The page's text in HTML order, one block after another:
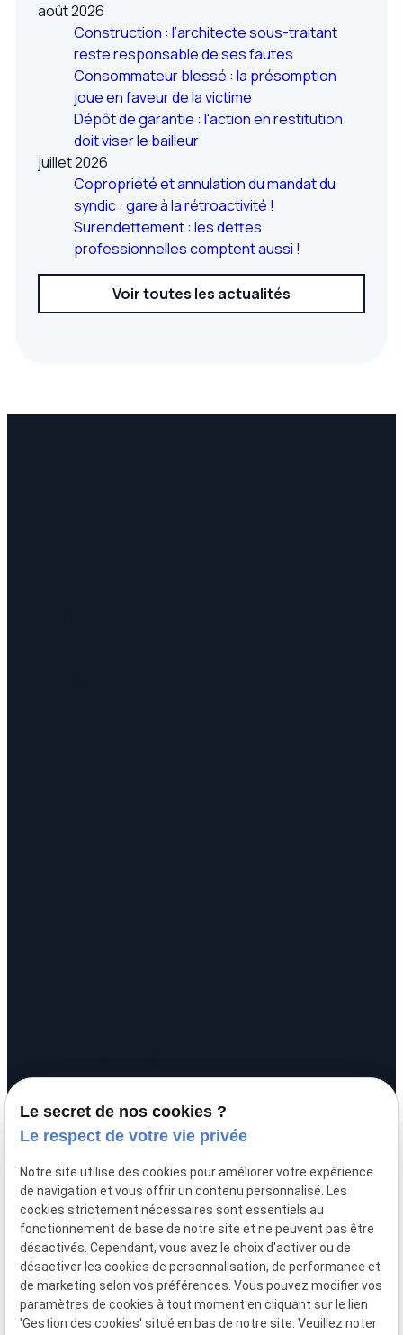
août 2026
Construction : l’architecte sous-traitant
reste responsable de ses fautes
Consommateur blessé : la présomption
joue en faveur de la victime
Dépôt de garantie : l'action en restitution
doit viser le bailleur
juillet 2026
Copropriété et annulation du mandat du
syndic : gare à la rétroactivité !
Surendettement : les dettes
professionnelles comptent aussi !
Voir toutes les actualités
prachay 95300 PONTOISE
09:00 - 12:00 / 14:00 - 17:00
Le secret de nos cookies ?
Le respect de votre vie privée
Notre site utilise des cookies pour améliorer votre expérience
de navigation et vous offrir un contenu personnalisé. Les
cookies strictement nécessaires sont essentiels au
fonctionnement de base de notre site et ne peuvent pas être
désactivés. Cependant, vous avez le choix d'activer ou de
désactiver les cookies de personnalisation, de performance et
de marketing selon vos préférences. Vous pouvez modifier vos
paramètres de cookies à tout moment en cliquant sur le lien
'Gestion des cookies' situé en bas de notre site. Veuillez noter